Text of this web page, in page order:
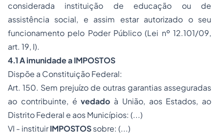
considerada instituição de educação ou de
assistência social, e assim estar autorizado o seu
funcionamento pelo Poder Público (Lei nº 12.101/09,
art. 19, I).
4.1 Aimunidade a IMPOSTOS
Dispõe a Constituição Federal:
Art. 150. Sem prejuízo de outras garantias asseguradas
ao contribuinte, évedado à União, aos Estados, ao
Distrito Federal e aos Municípios: (...)
VI - instituirIMPOSTOSsobre: (...)